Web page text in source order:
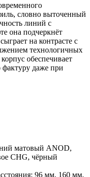
словно выточенный
линий с
она подчеркнёт
на контрасте с
технологичных
обеспечивает
фактуру даже при
матовый ANOD,
CHG, чёрный
96 мм, 160 мм,